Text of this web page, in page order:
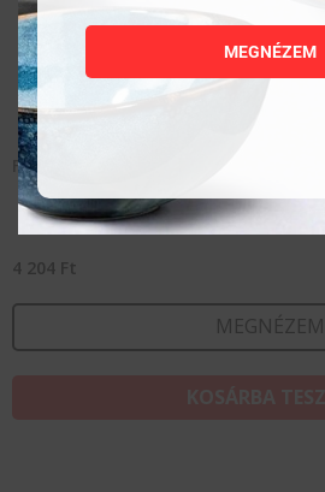
Füstölő por- bükk
4 204 Ft
MEGNÉZEM
MEGNÉZEM